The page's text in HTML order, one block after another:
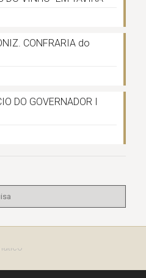
CONFRARIA do
DO GOVERNADOR I